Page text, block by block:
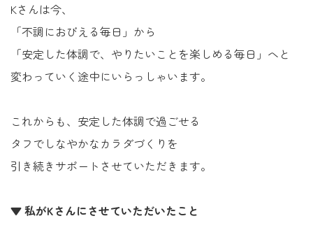
Kさんは今、
「不調におびえる毎日」から
「安定した体調で、やりたいことを楽しめる毎日」へと
変わっていく途中にいらっしゃいます。
これからも、安定した体調で過ごせる
タフでしなやかなカラダづくりを
引き続きサポートさせていただきます。
▼ 私がKさんにさせていただいたこと